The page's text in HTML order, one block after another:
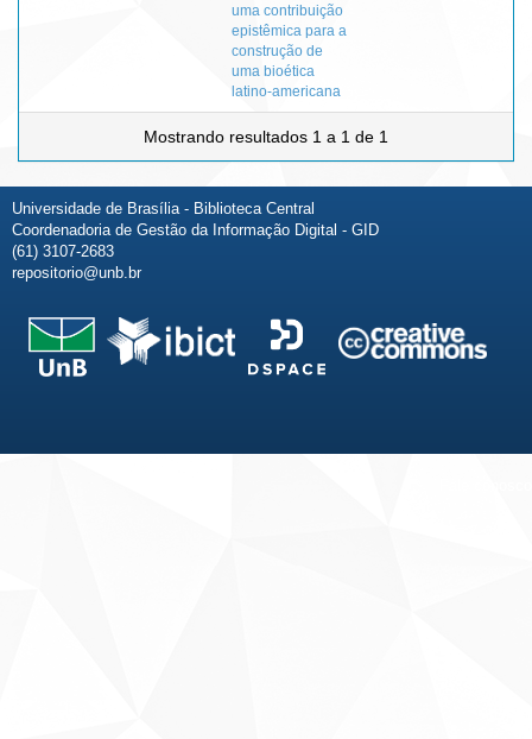
uma contribuição
epistêmica para a
construção de
uma bioética
latino-americana
Mostrando resultados 1 a 1 de 1
Universidade de Brasília - Biblioteca Central
Coordenadoria de Gestão da Informação Digital - GID
(61) 3107-2683
repositorio@unb.br